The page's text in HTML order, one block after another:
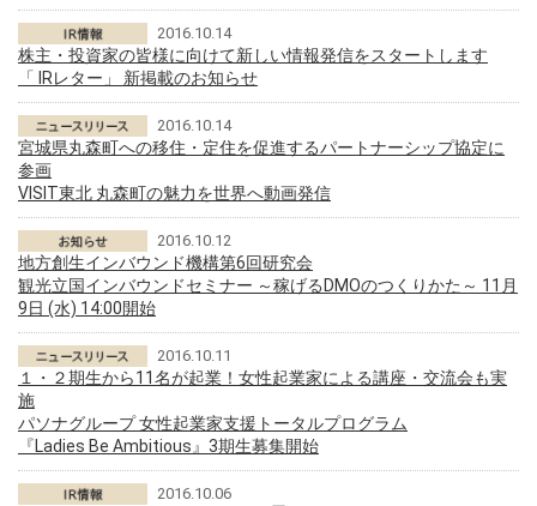
2016.10.14
株主・投資家の皆様に向けて新しい情報発信をスタートします
「 IRレター」 新掲載のお知らせ
2016.10.14
宮城県丸森町への移住・定住を促進するパートナーシップ協定に
参画
VISIT東北 丸森町の魅力を世界へ動画発信
2016.10.12
地方創生インバウンド機構第6回研究会
観光立国インバウンドセミナー ～稼げるDMOのつくりかた～ 11月
9日 (水) 14:00開始
2016.10.11
１・２期生から11名が起業！女性起業家による講座・交流会も実
施
パソナグループ 女性起業家支援トータルプログラム
『Ladies Be Ambitious』3期生募集開始
2016.10.06